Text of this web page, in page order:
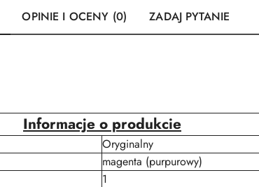
OPINIE I OCENY (0) ZADAJ PYTANIE
Informacje o produkcie
Oryginalny
magenta (purpurowy)
1